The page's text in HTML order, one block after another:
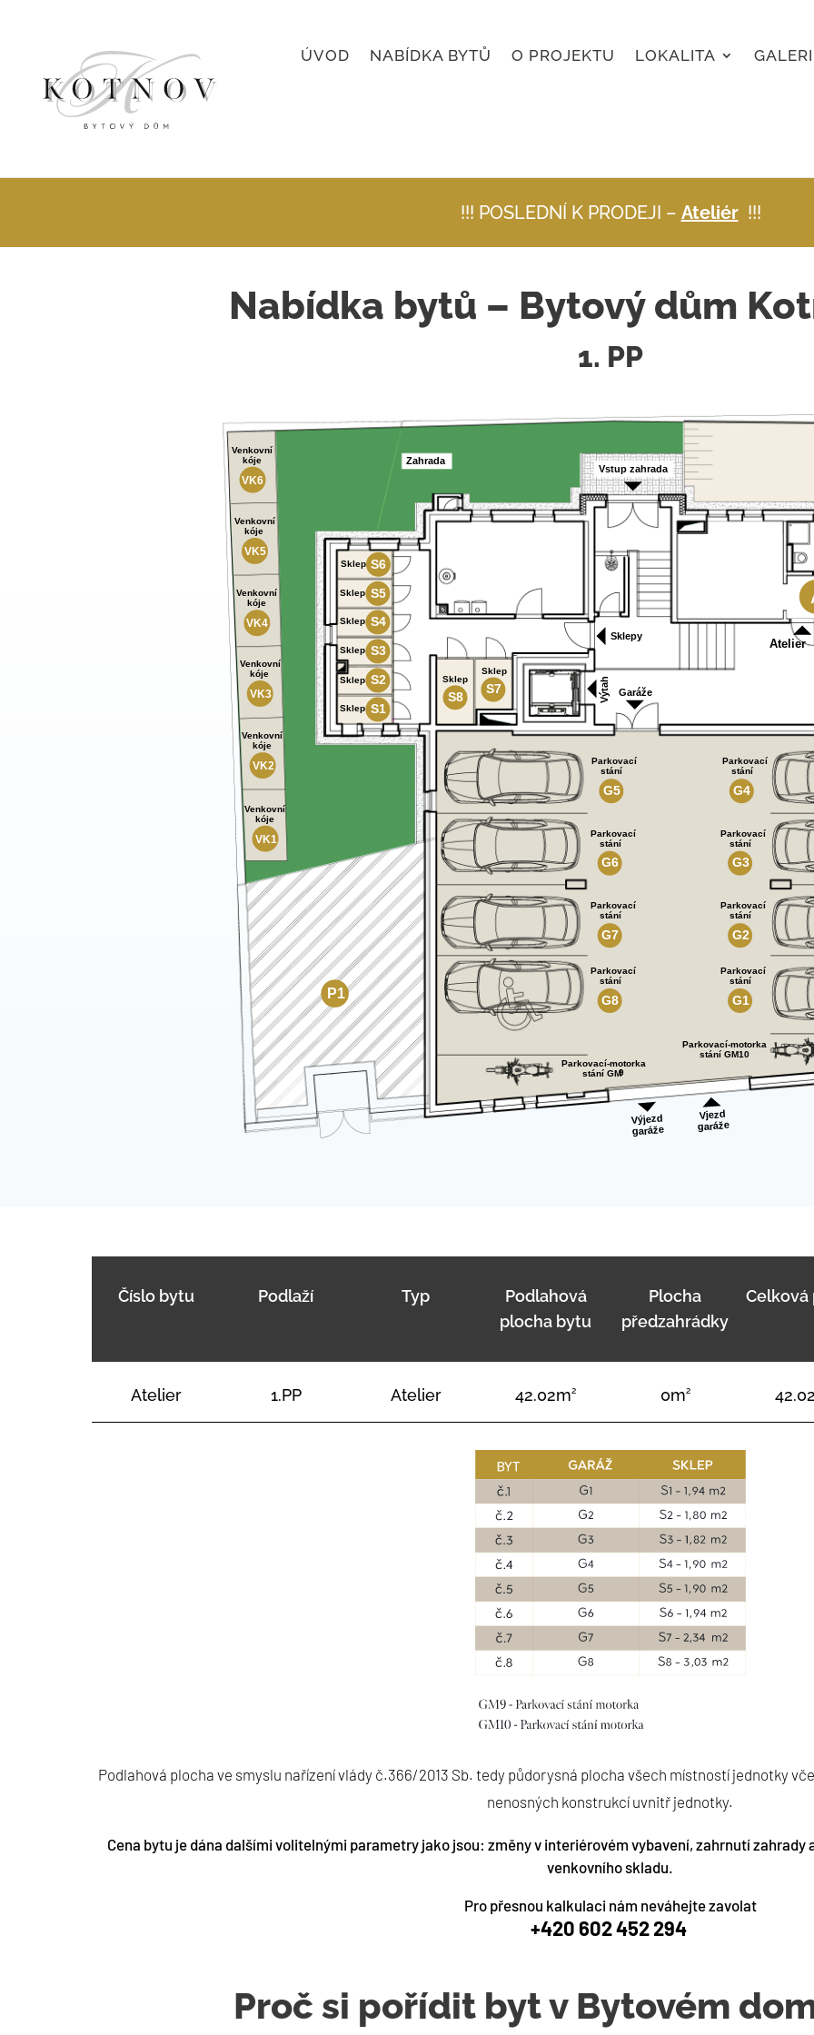
ÚVOD NABÍDKA BYTŮ O PROJEKTU LOKALITA
!!! POSLEDNÍ K PRODEJI – Ateliér!!!
Nabídka bytů – Bytový dům
1. PP
Venkovní
kóje
VK1
Venkovní
kóje
VK2
Venkovní
kóje
VK3
Venkovní
kóje
VK4
Venkovní
kóje
VK5
Venkovní
kóje
VK6
Sklep S1
Sklep S2
Sklep S3
Sklep S4
Sklep S5
Sklep S6
Sklep
Sklep
S8
S7
P1
Parkovací
stání
G5
Parkovací
stání
G6
Parkovací
stání
G7
Parkovací
stání
G8
Parkovací
stání
G4
Parkovací
stání
G3
Parkovací
stání
G2
Parkovací
stání
G1
9
Parkovací-motorka
stání GM10
Parkovací-motorka
stání GM
Vjezd
garáže
Výjezd
garáže
Vstup zahrada
Zahrada
Výtah Garáže
Sklepy
Atelier
Číslo bytu Podlaží Typ
Podlahová
plocha bytu
Plocha
předzahrádky
Celková
Atelier 1.PP Atelier 42.02m2 0m2
Podlahová plocha ve smyslu nařízení vlády č.366/2013 Sb. tedy půdorysná plocha všech místností jednotky
nenosných konstrukcí uvnitř jednotky.
Cena bytu je dána dalšími volitelnými parametry jako jsou: změny v interiérovém vybavení, zahrnutí zahrady
venkovního skladu.
Pro přesnou kalkulaci nám neváhejte zavolat
+420 602 452 294
Proč si pořídit byt v Bytovém